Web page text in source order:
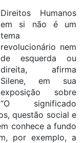
Direitos Humanos
em si não é um
tema
revolucionário nem
de esquerda ou
direita, afirma
Silene, em sua
exposição sobre
“O significado
questão social e
conhece a fundo
por exemplo, a